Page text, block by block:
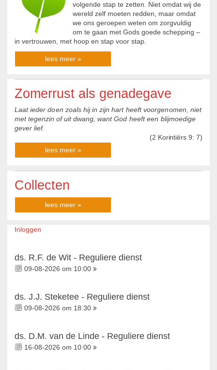
volgende stap te zetten. Niet omdat wij de
wereld zelf moeten redden, maar omdat
we ons geroepen weten om zorgvuldig
om te gaan met Gods goede schepping –
in vertrouwen, met hoop en stap voor stap.
lees meer »
Zomerrust als genadegave
Laat ieder doen zoals hij in zijn hart heeft voorgenomen, niet
met tegenzin of uit dwang, wantGod heeft een blijmoedige
gever lief.
(2 Korintiërs 9: 7)
lees meer »
Collecten
lees meer »
Inloggen
ds. R.F. de Wit - Reguliere dienst
09-08-2026 om 10:00
ds. J.J. Steketee - Reguliere dienst
09-08-2026 om 18:30
ds. D.M. van de Linde - Reguliere dienst
16-08-2026 om 10:00